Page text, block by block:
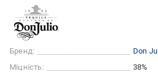
Бренд:
Don
Міцність:
38%